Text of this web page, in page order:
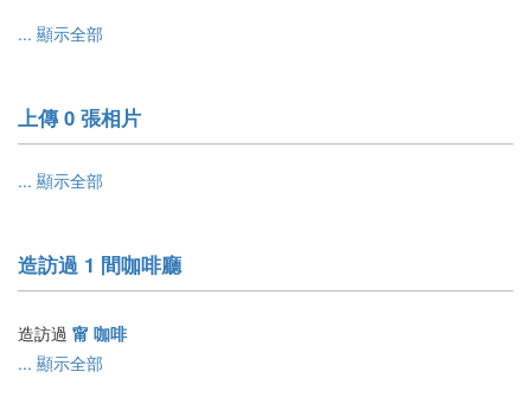
... 顯示全部
上傳 0 張相片
... 顯示全部
造訪過 1 間咖啡廳
造訪過 甯 咖啡
... 顯示全部